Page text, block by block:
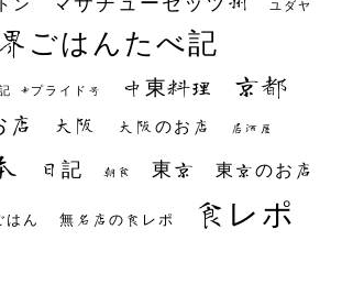
ン ユダヤ
ごはんたべ記
#プライド号 中東料理 京都
店 大阪 大阪のお店 居酒屋
日記 朝食 東京 東京のお店
はん 無名店の食レポ 食レポ